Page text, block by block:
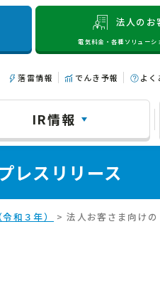
法人のお
電気料金・各種ソリューシ
落雷情報 でんき予報 よ
IR情報
レスリリース
和３年）
> 法人お客さま向け